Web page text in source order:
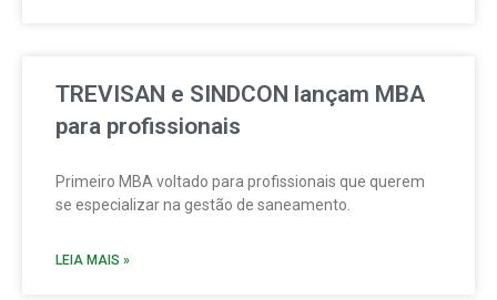
TREVISAN e SINDCON lançam MBA
para profissionais
Primeiro MBA voltado para profissionais que querem
se especializar na gestão de saneamento.
LEIA MAIS »